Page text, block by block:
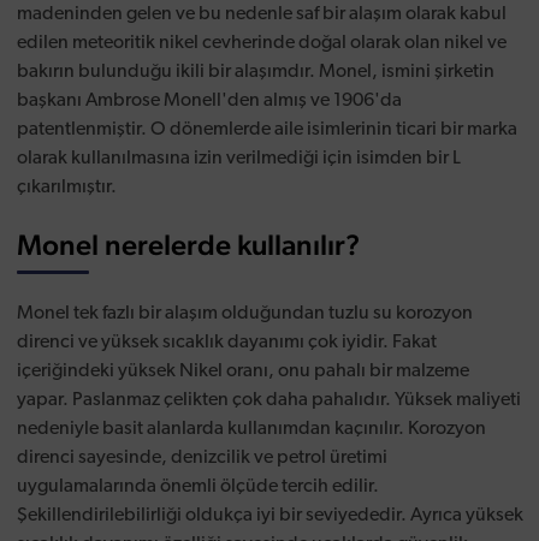
madeninden gelen ve bu nedenle saf bir alaşım olarak kabul
edilen meteoritik nikel cevherinde doğal olarak olan nikel ve
bakırın bulunduğu ikili bir alaşımdır. Monel, ismini şirketin
başkanı Ambrose Monell'den almış ve 1906'da
patentlenmiştir. O dönemlerde aile isimlerinin ticari bir marka
olarak kullanılmasına izin verilmediği için isimden bir L
çıkarılmıştır.
Monel nerelerde kullanılır?
Monel tek fazlı bir alaşım olduğundan tuzlu su korozyon
direnci ve yüksek sıcaklık dayanımı çok iyidir. Fakat
içeriğindeki yüksek Nikel oranı, onu pahalı bir malzeme
yapar. Paslanmaz çelikten çok daha pahalıdır. Yüksek maliyeti
nedeniyle basit alanlarda kullanımdan kaçınılır. Korozyon
direnci sayesinde, denizcilik ve petrol üretimi
uygulamalarında önemli ölçüde tercih edilir.
Şekillendirilebilirliği oldukça iyi bir seviyededir. Ayrıca yüksek